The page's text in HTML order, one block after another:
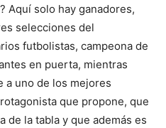
Aquí solo hay ganadores,
selecciones del
futbolistas, campeona de
en puerta, mientras
a uno de los mejores
que propone, que
de la tabla y que además es